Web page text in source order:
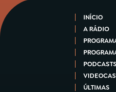
INÍCIO
A RÁDIO
PODCASTS
ÚLTIMAS